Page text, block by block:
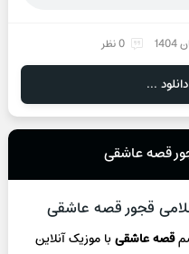
0 نظر
...
قصه عاشقی
قجور قصه عاشقی
قصه عاشقیبا موزیک آنلاین